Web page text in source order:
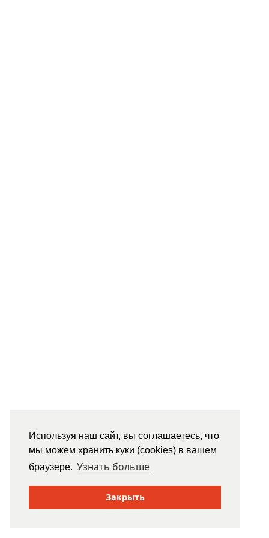
Используя наш сайт, вы соглашаетесь, что
мы можем хранить куки (cookies) в вашем
браузере. Узнать больше
Закрыть